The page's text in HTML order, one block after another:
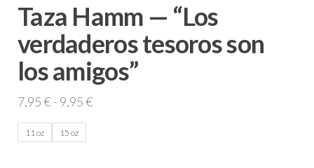
Taza Hamm — “Los
verdaderos tesoros son
los amigos”
7,95€- 9,95€
11 oz 15 oz